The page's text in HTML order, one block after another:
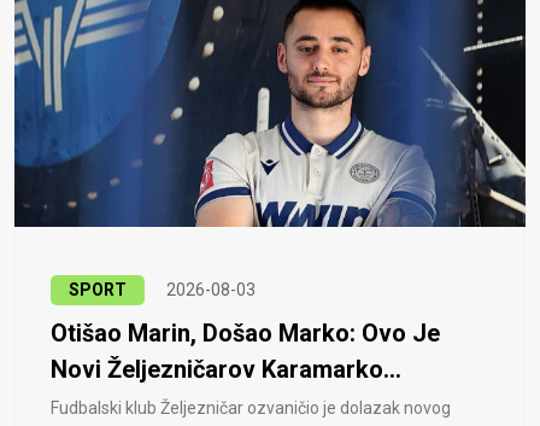
SPORT 2026-08-03
Otišao Marin, Došao Marko: Ovo Je
Novi Željezničarov Karamarko...
Fudbalski klub Željezničar ozvaničio je dolazak novog